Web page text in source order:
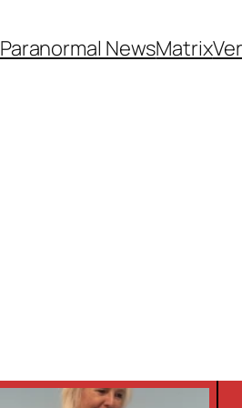
Paranormal NewsMatrix